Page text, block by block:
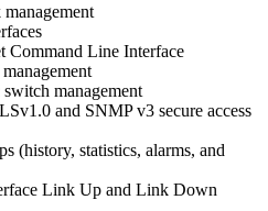
Command Line Interface
management
and SNMP v3 secure access
(history, statistics, alarms, and
Link Up and Link Down